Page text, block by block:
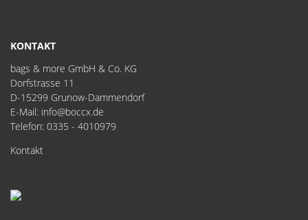
KONTAKT
bags & more GmbH & Co. KG
Dorfstrasse 11
D-15299 Grunow-Dammendorf
E-Mail: info@boccx.de
Telefon: 0335 - 4010979
Kontakt